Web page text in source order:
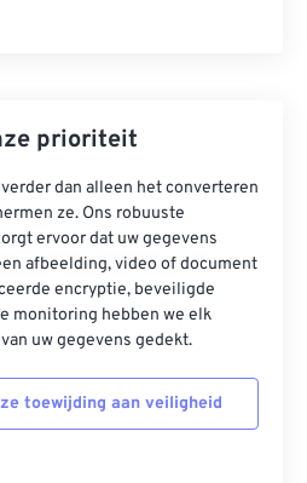
prioriteit
dan alleen het converteren
ze. Ons robuuste
ervoor dat uw gegevens
afbeelding, video of document
encryptie, beveiligde
monitoring hebben we elk
uw gegevens gedekt.
toewijding aan veiligheid